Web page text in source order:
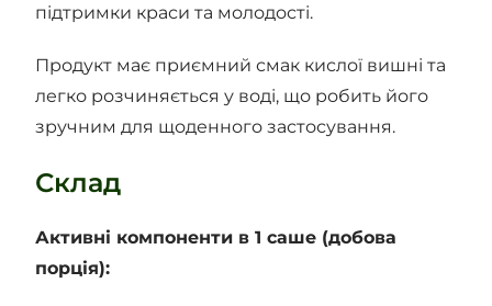
підтримки краси та молодості.
Продукт має приємний смак кислої вишні та
легко розчиняється у воді, що робить його
зручним для щоденного застосування.
Склад
Активні компоненти в 1 саше (добова
порція):